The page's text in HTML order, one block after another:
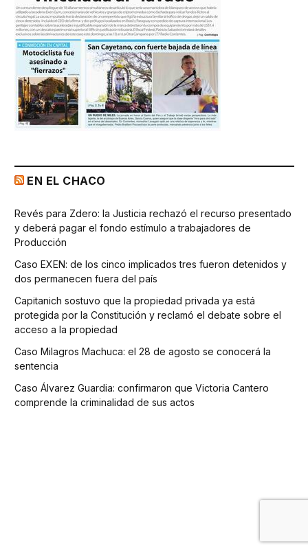
EN EL CHACO
Revés para Zdero: la Justicia rechazó el recurso presentado
y deberá pagar el fondo estímulo a trabajadores de
Producción
Caso EXEN: de los cinco implicados tres fueron detenidos y
dos permanecen fuera del país
Capitanich sostuvo que la propiedad privada ya está
protegida por la Constitución y reclamó el debate sobre el
acceso a la propiedad
Caso Milagros Machuca: el 28 de agosto se conocerá la
sentencia
Caso Álvarez Guardia: confirmaron que Victoria Cantero
comprende la criminalidad de sus actos